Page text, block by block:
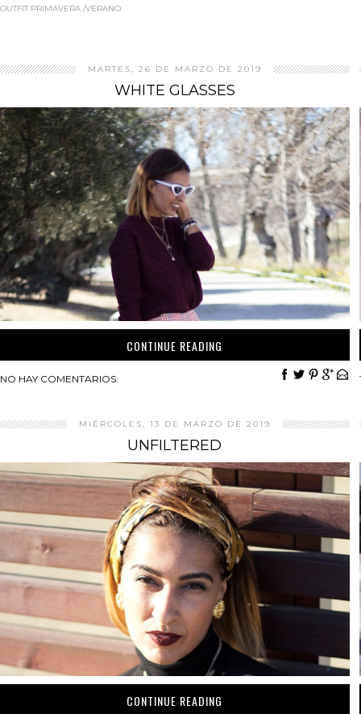
OUTFIT PRIMAVERA /VERANO
MARTES, 26 DE MARZO DE 2019
WHITE GLASSES
CONTINUE READING
NO HAY COMENTARIOS:
MIÉRCOLES, 13 DE MARZO DE 2019
UNFILTERED
CONTINUE READING